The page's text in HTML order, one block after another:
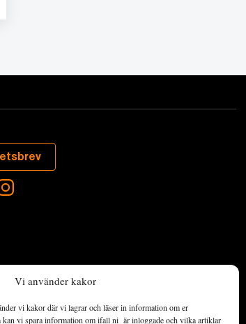
Vi använder kakor
vi kakor där vi lagrar och läser in information om er
kan vi spara information om ifall ni är inloggade och vilka artiklar